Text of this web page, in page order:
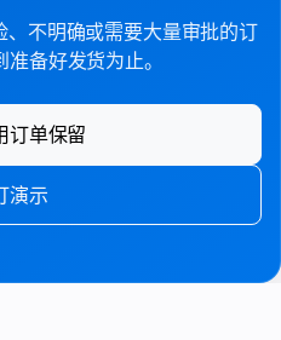
不明确或需要大量审批的订
备好发货为止。
订单保留
演示